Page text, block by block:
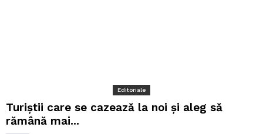
Editoriale
Turiștii care se cazează la noi și aleg să
rămână mai...